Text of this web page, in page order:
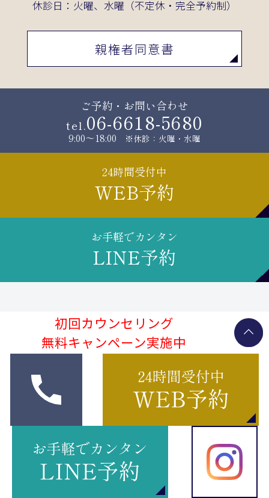
休診日：火曜、水曜（不定休・完全予約制）
親権者同意書
ご予約・お問い合わせ
tel. 06-6618-5680
9:00～18:00 ※休診：火曜・水曜
24時間受付中
WEB予約
お手軽でカンタン
LINE予約
初回カウンセリング
無料キャンペーン実施中